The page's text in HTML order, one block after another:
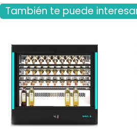
También te puede